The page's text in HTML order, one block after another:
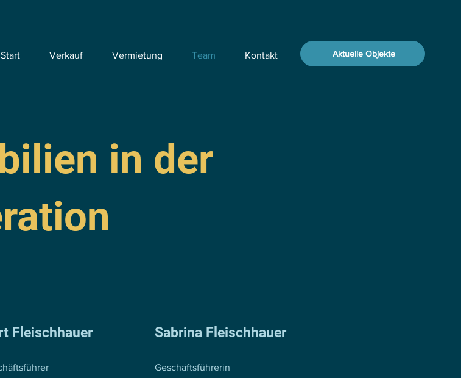
Start Verkauf Vermietung Team Kontakt Aktuelle Objekte
in der
Fleischhauer Sabrina Fleischhauer
Geschäftsführerin